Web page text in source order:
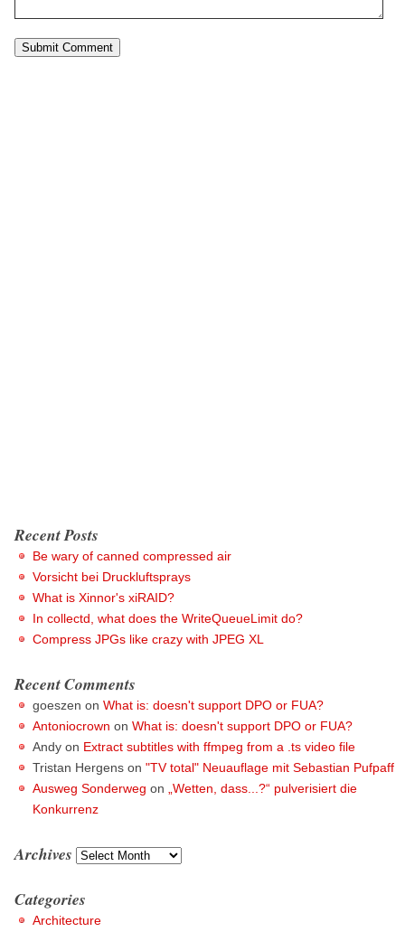
Recent Posts
Be wary of canned compressed air
Vorsicht bei Druckluftsprays
What is Xinnor's xiRAID?
In collectd, what does the WriteQueueLimit do?
Compress JPGs like crazy with JPEG XL
Recent Comments
goeszen on What is: doesn't support DPO or FUA?
Antoniocrown on What is: doesn't support DPO or FUA?
Andy on Extract subtitles with ffmpeg from a .ts video file
Tristan Hergens on "TV total" Neuauflage mit Sebastian Pufpaff
Ausweg Sonderweg on
„Wetten, dass...?“ pulverisiert die
Konkurrenz
Archives Archives
Categories
Architecture